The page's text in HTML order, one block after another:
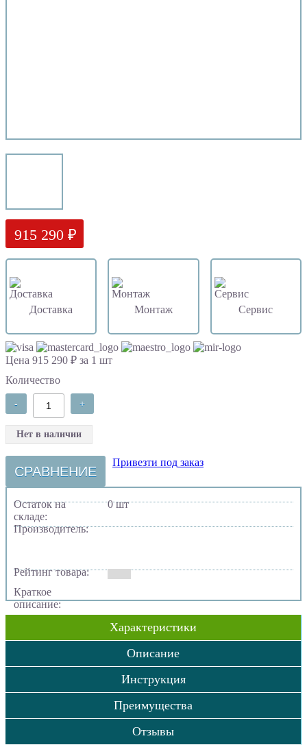
915 290 ₽
Доставка Монтаж Сервис
Цена 915 290 ₽ за 1 шт
Количество
- +
Нет в наличии
СРАВНЕНИЕ
Привезти под заказ
Остаток на
складе:
0 шт
Производитель:
Рейтинг товара:
Краткое
описание:
Характеристики
Описание
Инструкция
Преимущества
Отзывы